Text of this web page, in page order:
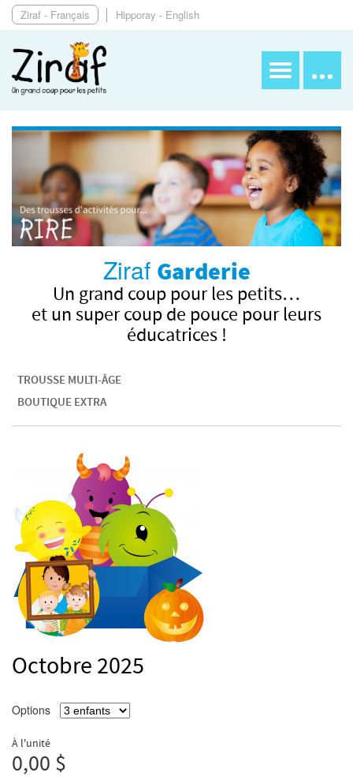
Ziraf - Français Hipporay - English
Ziraf Garderie
Un grand coup pour les petits…
et un super coup de pouce pour leurs
éducatrices !
TROUSSE MULTI-ÂGE
BOUTIQUE EXTRA
Octobre 2025
Options
À l'unité
0,00 $